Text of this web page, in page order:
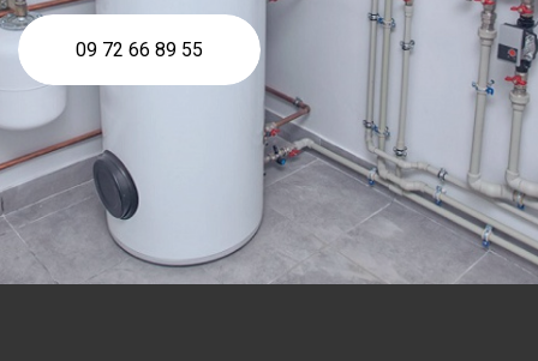
09 72 66 89 55